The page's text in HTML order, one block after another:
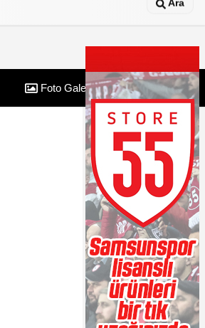
Ara
Foto Galeri Yazarlar